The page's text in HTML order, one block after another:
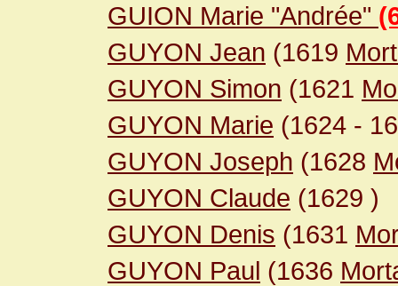
GUION Marie "Andrée"
GUYON Jean (1619
GUYON Simon (1621
GUYON Marie (1624 -
GUYON Joseph (1628
GUYON Claude (1629 )
GUYON Denis (1631
GUYON Paul (1636